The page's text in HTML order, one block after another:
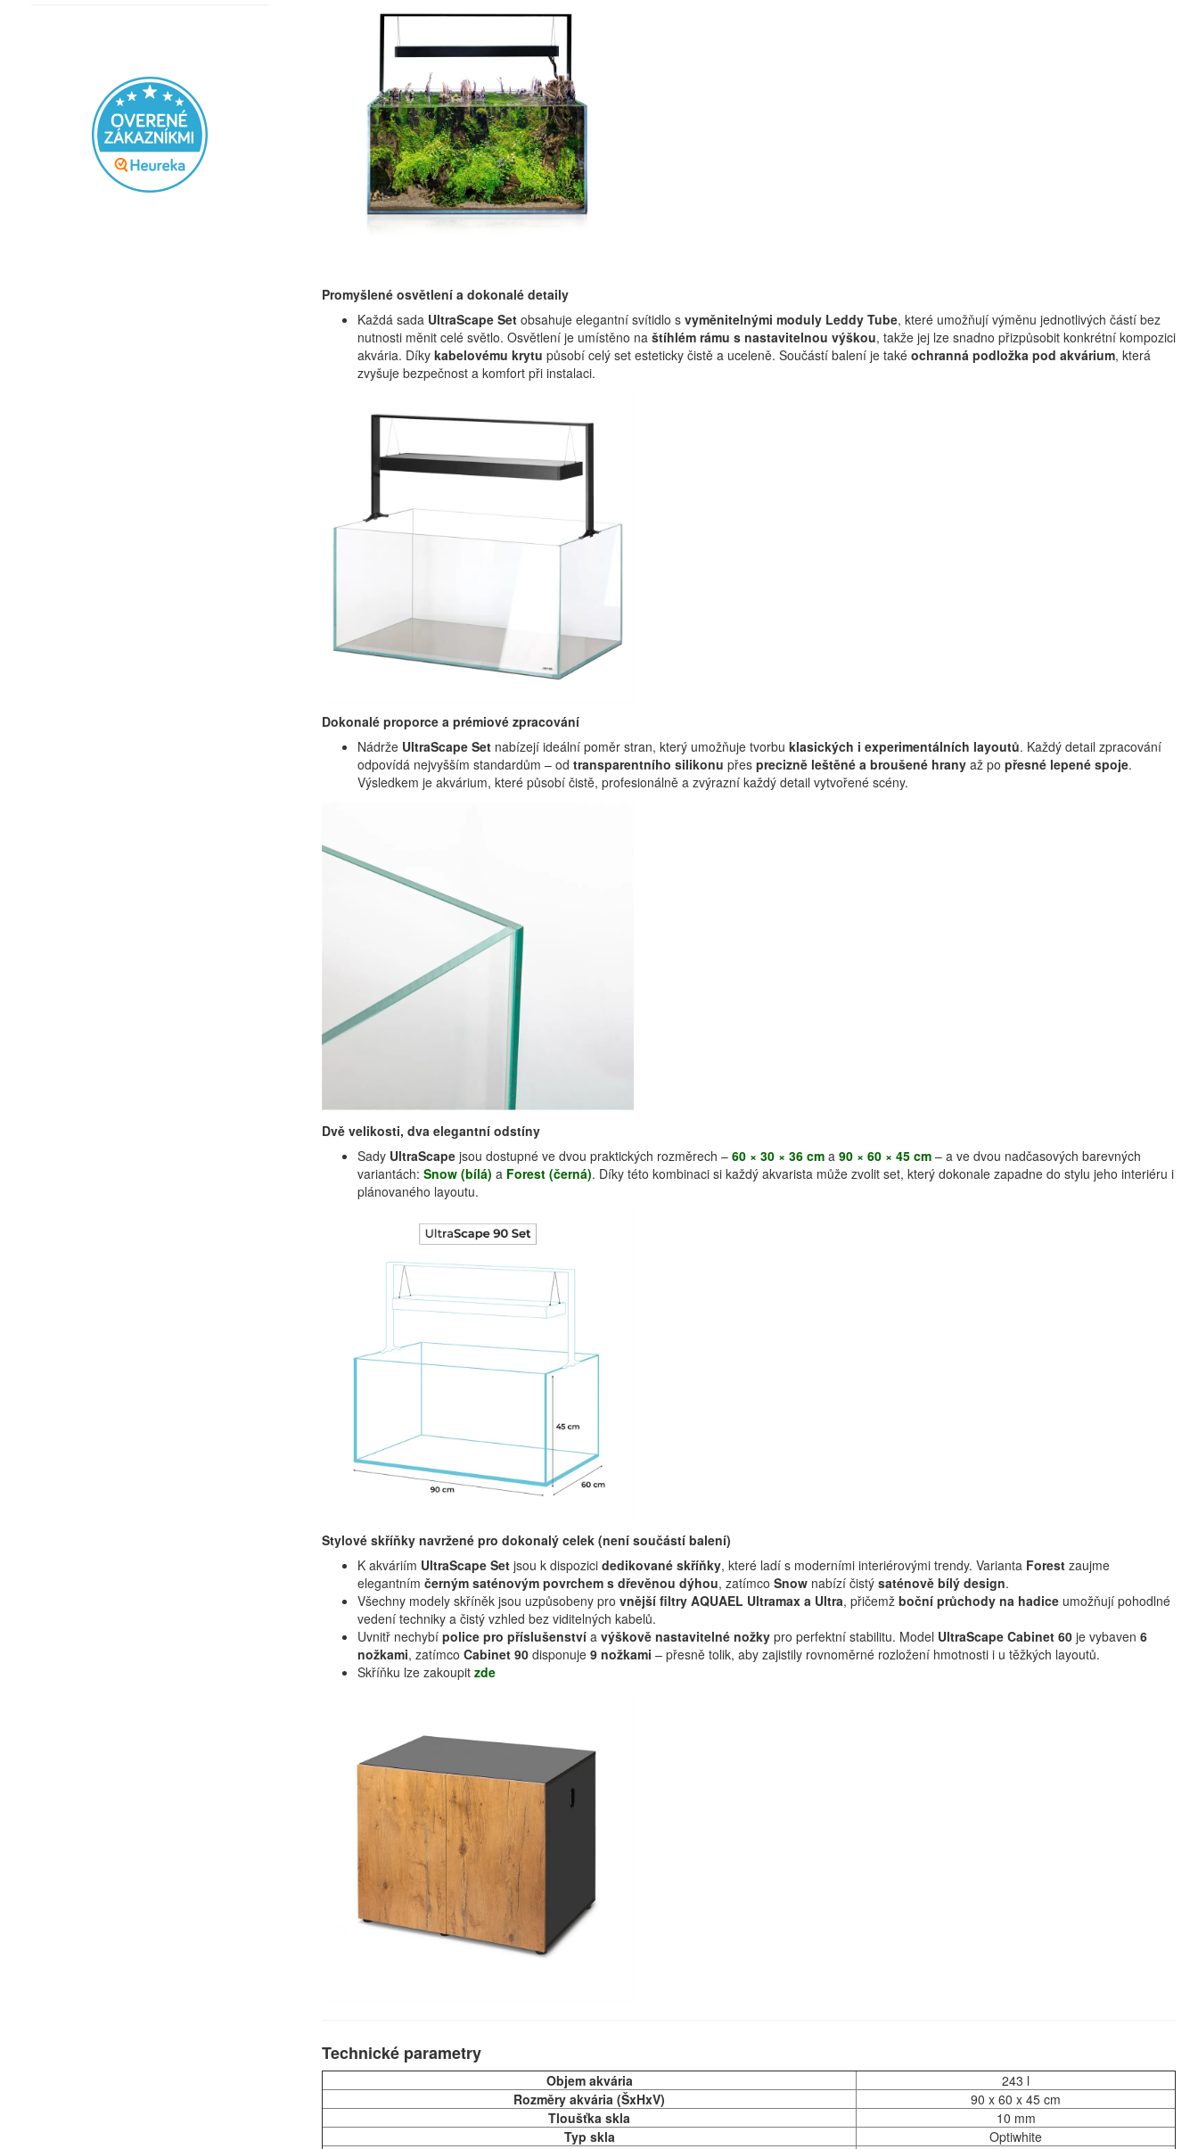
Promyšlené osvětlení a dokonalé detaily
Každá sada UltraScape Set obsahuje elegantní svítidlo s vyměnitelnými moduly Leddy Tube, které umožňují výměnu jednotlivých částí bez
nutnosti měnit celé světlo. Osvětlení je umístěno na štíhlém rámu s nastavitelnou výškou, takže jej lze snadno přizpůsobit konkrétní kompozici
akvária. Díky kabelovému krytu působí celý set esteticky čistě a uceleně. Součástí balení je také ochranná podložka pod akvárium, která
zvyšuje bezpečnost a komfort při instalaci.
Dokonalé proporce a prémiové zpracování
Nádrže UltraScape Set nabízejí ideální poměr stran, který umožňuje tvorbu klasických i experimentálních layoutů. Každý detail zpracování
odpovídá nejvyšším standardům – od transparentního silikonu přes precizně leštěné a broušené hrany až po přesné lepené spoje.
Výsledkem je akvárium, které působí čistě, profesionálně a zvýrazní každý detail vytvořené scény.
Dvě velikosti, dva elegantní odstíny
Sady UltraScape jsou dostupné ve dvou praktických rozměrech – 60 × 30 × 36 cm a 90 × 60 × 45 cm – a ve dvou nadčasových barevných
variantách: Snow (bílá) a Forest (černá). Díky této kombinaci si každý akvarista může zvolit set, který dokonale zapadne do stylu jeho interiéru i
plánovaného layoutu.
Stylové skříňky navržené pro dokonalý celek (není součástí balení)
K akváriím UltraScape Set jsou k dispozici dedikované skříňky, které ladí s moderními interiérovými trendy. Varianta Forest zaujme
elegantním černým saténovým povrchem s dřevěnou dýhou, zatímco Snow nabízí čistý saténově bílý design.
Všechny modely skříněk jsou uzpůsobeny pro vnější filtry AQUAEL Ultramax a Ultra, přičemž boční průchody na hadice umožňují pohodlné
vedení techniky a čistý vzhled bez viditelných kabelů.
Uvnitř nechybí police pro příslušenství a výškově nastavitelné nožky pro perfektní stabilitu. Model UltraScape Cabinet 60 je vybaven 6
nožkami, zatímco Cabinet 90 disponuje 9 nožkami – přesně tolik, aby zajistily rovnoměrné rozložení hmotnosti i u těžkých layoutů.
Skříňku lze zakoupit zde
Technické parametry
Objem akvária
243 l
Rozměry akvária (ŠxHxV)
90 x 60 x 45 cm
Tloušťka skla
10 mm
Typ skla
Optiwhite